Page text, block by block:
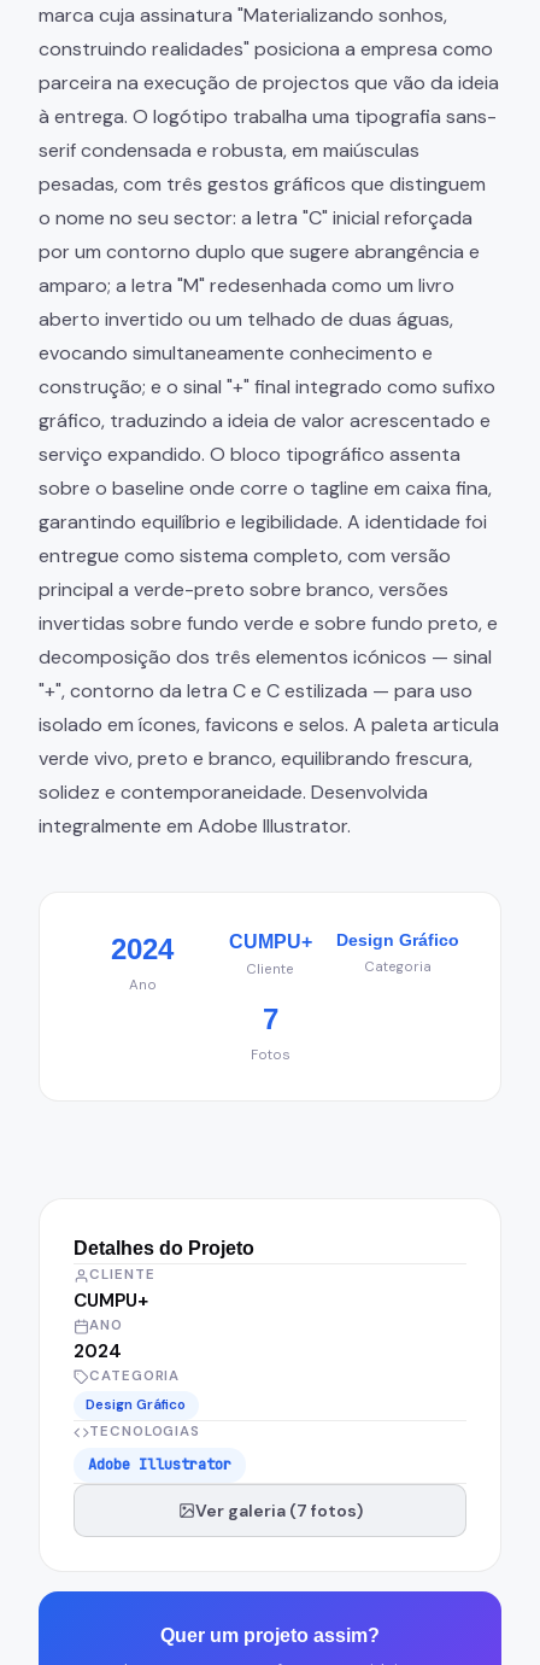
marca cuja assinatura "Materializando sonhos,
construindo realidades" posiciona a empresa como
parceira na execução de projectos que vão da ideia
à entrega. O logótipo trabalha uma tipografia sans-
serif condensada e robusta, em maiúsculas
pesadas, com três gestos gráficos que distinguem
o nome no seu sector: a letra "C" inicial reforçada
por um contorno duplo que sugere abrangência e
amparo; a letra "M" redesenhada como um livro
aberto invertido ou um telhado de duas águas,
evocando simultaneamente conhecimento e
construção; e o sinal "+" final integrado como sufixo
gráfico, traduzindo a ideia de valor acrescentado e
serviço expandido. O bloco tipográfico assenta
sobre o baseline onde corre o tagline em caixa fina,
garantindo equilíbrio e legibilidade. A identidade foi
entregue como sistema completo, com versão
principal a verde-preto sobre branco, versões
invertidas sobre fundo verde e sobre fundo preto, e
decomposição dos três elementos icónicos — sinal
"+", contorno da letra C e C estilizada — para uso
isolado em ícones, favicons e selos. A paleta articula
verde vivo, preto e branco, equilibrando frescura,
solidez e contemporaneidade. Desenvolvida
integralmente em Adobe Illustrator.
2024
Ano
CUMPU+
Cliente
Design Gráfico
Categoria
7
Fotos
Detalhes do Projeto
CLIENTE
CUMPU+
ANO
2024
CATEGORIA
Design Gráfico
TECNOLOGIAS
Adobe Illustrator
Ver galeria (7 fotos)
Quer um projeto assim?